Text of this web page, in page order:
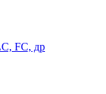
FC, др